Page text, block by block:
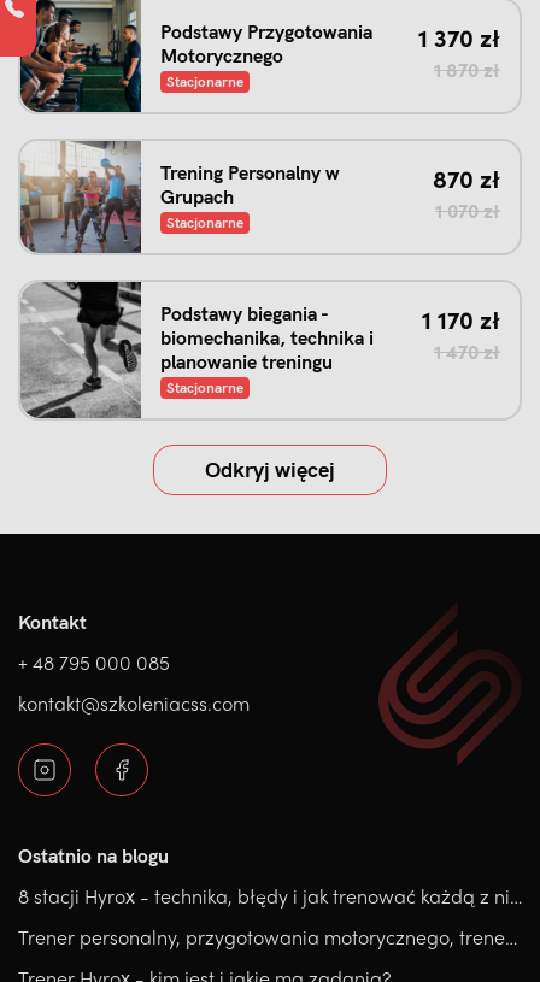
Podstawy Przygotowania
Motorycznego
Stacjonarne 1 870zł
Pierwotna
1 370 zł
Aktualna
Trening Personalny w
Grupach
Stacjonarne 1 070zł
870 zł
Aktualna
Podstawy biegania -
biomechanika, technika i
planowanie treningu
Stacjonarne
1 470zł
Pierwotna
1 170 zł
Aktualna
Odkryj więcej
Kontakt
+ 48 795 000 085
kontakt@szkoleniacss.com
Ostatnio na blogu
8 stacji Hyrox - technika, błędy i jak trenować każdą z nich.
Trener personalny, przygotowania motorycznego, trener medyczny, który kierunek wybrać?